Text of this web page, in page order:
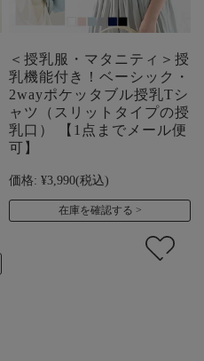
＜授乳服・マタニティ＞授
乳機能付き！ベーシック・
2wayポケッタブル授乳Tシ
ャツ（スリットタイプの授
乳口） 【1点までメール便
可】
価格: ¥3,990(税込)
在庫を確認する